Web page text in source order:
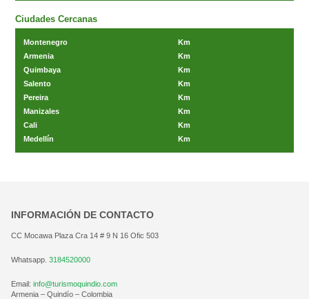
Ciudades Cercanas
Montenegro
Km
Armenia
Km
Quimbaya
Km
Salento
Km
Pereira
Km
Manizales
Km
Cali
Km
Medellín
Km
INFORMACIÓN DE CONTACTO
CC Mocawa Plaza Cra 14 # 9 N 16 Ofic 503
Whatsapp. 3184520000
Email: info@turismoquindio.com
Armenia – Quindío – Colombia